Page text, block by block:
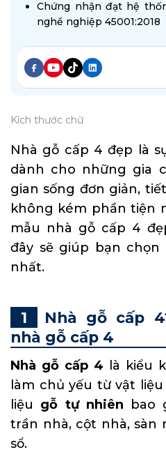
Chứng nhận đạt hệ
nghề nghiệp 45001:2018
Kích thước chữ
Nhà gỗ cấp 4 đẹp là
dành cho những gia
gian sống đơn giản,
không kém phần tiện
mẫu nhà gỗ cấp 4
đây sẽ giúp bạn
nhất.
Nhà gỗ cấp
nhà gỗ cấp 4
Nhà gỗ cấp 4 là kiểu
làm chủ yếu từ vật
liệu gỗ tự nhiên bao
trần nhà, cột nhà, sàn
sổ.